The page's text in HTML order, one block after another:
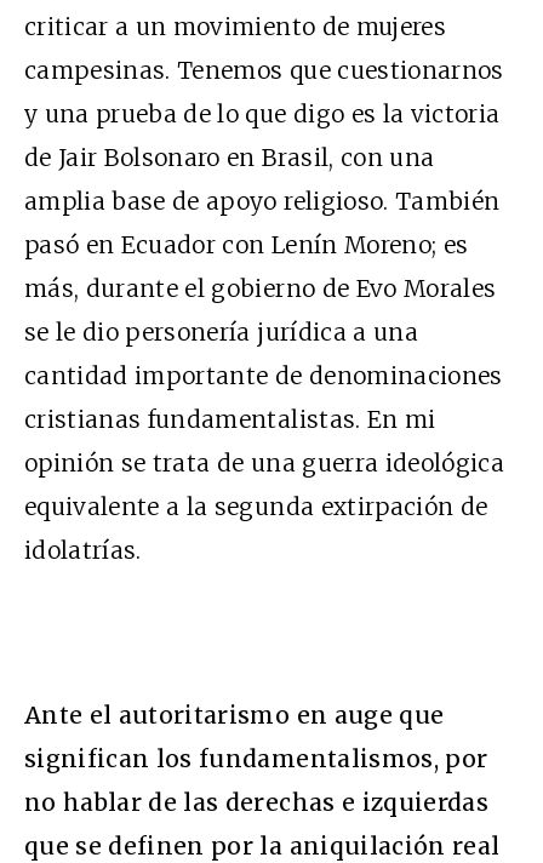
criticar a un movimiento de mujeres
campesinas. Tenemos que cuestionarnos
y una prueba de lo que digo es la victoria
de Jair Bolsonaro en Brasil, con una
amplia base de apoyo religioso. También
pasó en Ecuador con Lenín Moreno; es
más, durante el gobierno de Evo Morales
se le dio personería jurídica a una
cantidad importante de denominaciones
cristianas fundamentalistas. En mi
opinión se trata de una guerra ideológica
equivalente a la segunda extirpación de
idolatrías.
Ante el autoritarismo en auge que
significan los fundamentalismos, por
no hablar de las derechas e izquierdas
que se definen por la aniquilación real